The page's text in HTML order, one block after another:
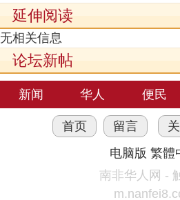
延伸阅读
无相关信息
论坛新帖
新闻 华人 便民
首页 留言
电脑版 繁體
南非华人网 -